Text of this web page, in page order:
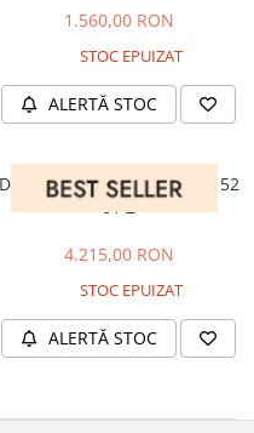
1.560,00 RON
STOC EPUIZAT
ALERTĂ STOC
Dita Statesman Six DTX132 52
01 Z
4.215,00 RON
STOC EPUIZAT
ALERTĂ STOC